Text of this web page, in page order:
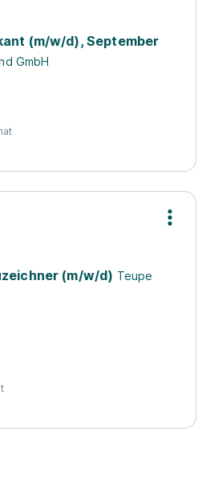
(m/w/d), September
GmbH
(m/w/d) Teupe